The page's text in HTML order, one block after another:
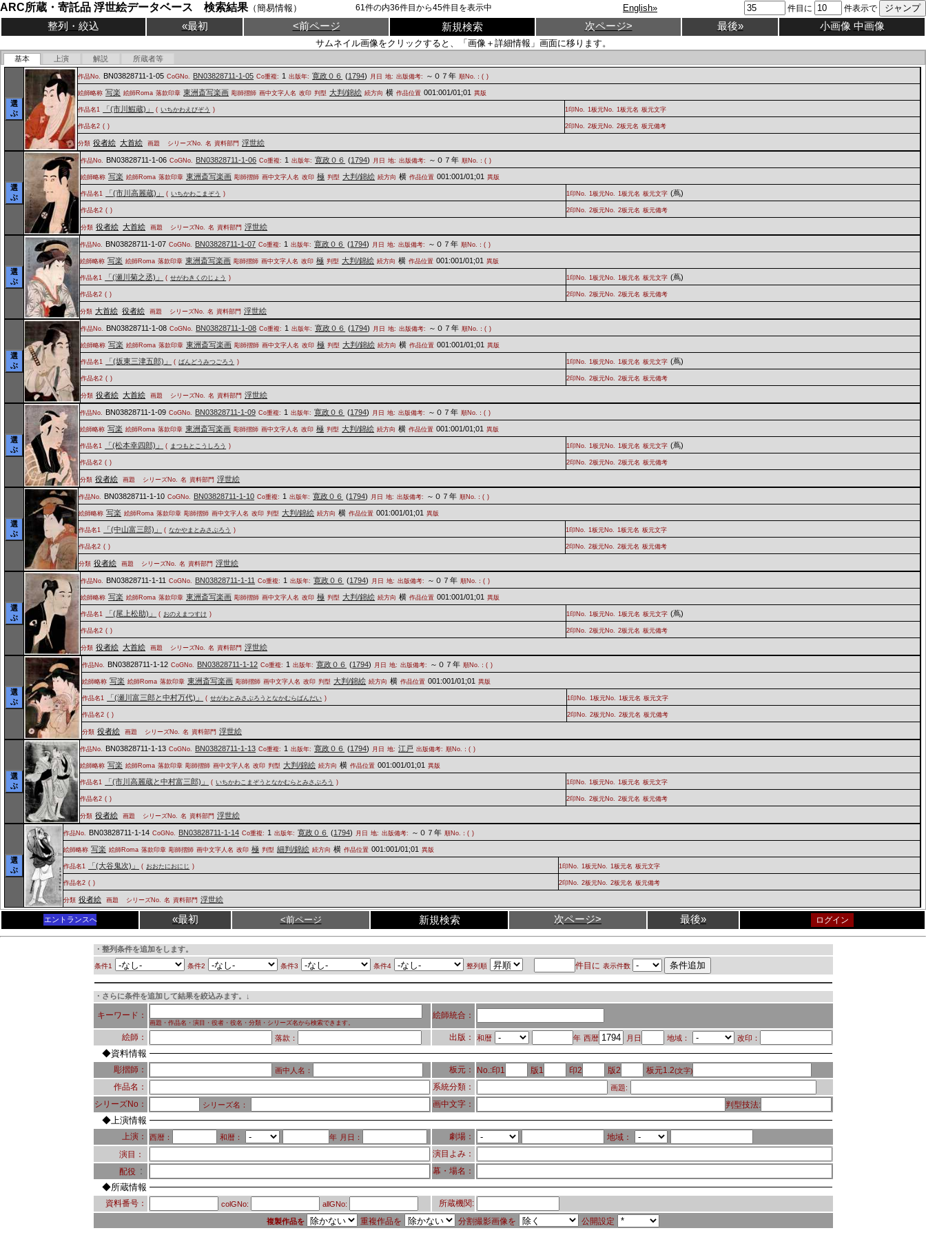
ARC所蔵・寄託品 浮世絵データベース 検索結果（簡易情報） 61件の内36件目から45件目を表示中 English» 件目に 件表示で
整列・絞込 «最初 <前ページ 新規検索 次ページ> 最後» 小画像 中画像
サムネイル画像をクリックすると、「画像＋詳細情報」画面に移ります。
基本 上演 解説 所蔵者等
選
ぶ
作品No. BN03828711-1-05 CoGNo. BN03828711-1-05 Co重複: 1 出版年: 寛政０６ (1794) 月日 地: 出版備考: ～０７年 順No.：( )
絵師略称 写楽 絵師Roma 落款印章 東洲斎写楽画 彫師摺師 画中文字人名 改印 判型 大判/錦絵 続方向 横 作品位置 001:001/01;01 異版
作品名1 「(市川鰕蔵)」 ( いちかわえびぞう ) 1印No. 1板元No. 1板元名 板元文字
作品名2 ( ) 2印No. 2板元No. 2板元名 板元備考
分類 役者絵 大首絵 画題 シリーズNo. 名 資料部門 浮世絵
選
ぶ
作品No. BN03828711-1-06 CoGNo. BN03828711-1-06 Co重複: 1 出版年: 寛政０６ (1794) 月日 地: 出版備考: ～０７年 順No.：( )
絵師略称 写楽 絵師Roma 落款印章 東洲斎写楽画 彫師摺師 画中文字人名 改印 極 判型 大判/錦絵 続方向 横 作品位置 001:001/01;01 異版
作品名1 「(市川高麗蔵)」 ( いちかわこまぞう ) 1印No. 1板元No. 1板元名 板元文字 (蔦)
作品名2 ( ) 2印No. 2板元No. 2板元名 板元備考
分類 役者絵 大首絵 画題 シリーズNo. 名 資料部門 浮世絵
選
ぶ
作品No. BN03828711-1-07 CoGNo. BN03828711-1-07 Co重複: 1 出版年: 寛政０６ (1794) 月日 地: 出版備考: ～０７年 順No.：( )
絵師略称 写楽 絵師Roma 落款印章 東洲斎写楽画 彫師摺師 画中文字人名 改印 極 判型 大判/錦絵 続方向 横 作品位置 001:001/01;01 異版
作品名1 「(瀬川菊之丞)」 ( せがわきくのじょう ) 1印No. 1板元No. 1板元名 板元文字 (蔦)
作品名2 ( ) 2印No. 2板元No. 2板元名 板元備考
分類 大首絵 役者絵 画題 シリーズNo. 名 資料部門 浮世絵
選
ぶ
作品No. BN03828711-1-08 CoGNo. BN03828711-1-08 Co重複: 1 出版年: 寛政０６ (1794) 月日 地: 出版備考: ～０７年 順No.：( )
絵師略称 写楽 絵師Roma 落款印章 東洲斎写楽画 彫師摺師 画中文字人名 改印 極 判型 大判/錦絵 続方向 横 作品位置 001:001/01;01 異版
作品名1 「(坂東三津五郎)」 ( ばんどうみつごろう ) 1印No. 1板元No. 1板元名 板元文字 (蔦)
作品名2 ( ) 2印No. 2板元No. 2板元名 板元備考
分類 役者絵 大首絵 画題 シリーズNo. 名 資料部門 浮世絵
選
ぶ
作品No. BN03828711-1-09 CoGNo. BN03828711-1-09 Co重複: 1 出版年: 寛政０６ (1794) 月日 地: 出版備考: ～０７年 順No.：( )
絵師略称 写楽 絵師Roma 落款印章 東洲斎写楽画 彫師摺師 画中文字人名 改印 極 判型 大判/錦絵 続方向 横 作品位置 001:001/01;01 異版
作品名1 「(松本幸四郎)」 ( まつもとこうしろう ) 1印No. 1板元No. 1板元名 板元文字 (蔦)
作品名2 ( ) 2印No. 2板元No. 2板元名 板元備考
分類 役者絵 画題 シリーズNo. 名 資料部門 浮世絵
選
ぶ
作品No. BN03828711-1-10 CoGNo. BN03828711-1-10 Co重複: 1 出版年: 寛政０６ (1794) 月日 地: 出版備考: ～０７年 順No.：( )
絵師略称 写楽 絵師Roma 落款印章 彫師摺師 画中文字人名 改印 判型 大判/錦絵 続方向 横 作品位置 001:001/01;01 異版
作品名1 「(中山富三郎)」 ( なかやまとみさぶろう ) 1印No. 1板元No. 1板元名 板元文字
作品名2 ( ) 2印No. 2板元No. 2板元名 板元備考
分類 役者絵 画題 シリーズNo. 名 資料部門 浮世絵
選
ぶ
作品No. BN03828711-1-11 CoGNo. BN03828711-1-11 Co重複: 1 出版年: 寛政０６ (1794) 月日 地: 出版備考: ～０７年 順No.：( )
絵師略称 写楽 絵師Roma 落款印章 東洲斎写楽画 彫師摺師 画中文字人名 改印 極 判型 大判/錦絵 続方向 横 作品位置 001:001/01;01 異版
作品名1 「(尾上松助)」 ( おのえまつすけ ) 1印No. 1板元No. 1板元名 板元文字 (蔦)
作品名2 ( ) 2印No. 2板元No. 2板元名 板元備考
分類 役者絵 大首絵 画題 シリーズNo. 名 資料部門 浮世絵
選
ぶ
作品No. BN03828711-1-12 CoGNo. BN03828711-1-12 Co重複: 1 出版年: 寛政０６ (1794) 月日 地: 出版備考: ～０７年 順No.：( )
絵師略称 写楽 絵師Roma 落款印章 東洲斎写楽画 彫師摺師 画中文字人名 改印 判型 大判/錦絵 続方向 横 作品位置 001:001/01;01 異版
作品名1 「(瀬川富三郎と中村万代)」 ( せがわとみさぶろうとなかむらばんだい ) 1印No. 1板元No. 1板元名 板元文字
作品名2 ( ) 2印No. 2板元No. 2板元名 板元備考
分類 役者絵 画題 シリーズNo. 名 資料部門 浮世絵
選
ぶ
作品No. BN03828711-1-13 CoGNo. BN03828711-1-13 Co重複: 1 出版年: 寛政０６ (1794) 月日 地: 江戸 出版備考: 順No.：( )
絵師略称 写楽 絵師Roma 落款印章 彫師摺師 画中文字人名 改印 判型 大判/錦絵 続方向 横 作品位置 001:001/01;01 異版
作品名1 「(市川高麗蔵と中村富三郎)」 ( いちかわこまぞうとなかむらとみさぶろう ) 1印No. 1板元No. 1板元名 板元文字
作品名2 ( ) 2印No. 2板元No. 2板元名 板元備考
分類 役者絵 画題 シリーズNo. 名 資料部門 浮世絵
選
ぶ
作品No. BN03828711-1-14 CoGNo. BN03828711-1-14 Co重複: 1 出版年: 寛政０６ (1794) 月日 地: 出版備考: ～０７年 順No.：( )
絵師略称 写楽 絵師Roma 落款印章 彫師摺師 画中文字人名 改印 極 判型 細判/錦絵 続方向 横 作品位置 001:001/01;01 異版
作品名1 「(大谷鬼次)」 ( おおたにおにじ ) 1印No. 1板元No. 1板元名 板元文字
作品名2 ( ) 2印No. 2板元No. 2板元名 板元備考
分類 役者絵 画題 シリーズNo. 名 資料部門 浮世絵
エントランスへ «最初 <前ページ 新規検索 次ページ> 最後» ログイン
・整列条件を追加をします。
条件1 条件2 条件3 条件4 整列順 件目に 表示件数
・さらに条件を追加して結果を絞込みます。↓
キーワード：
画題・作品名・演目・役者・役名・分類・シリーズ名から検索できます。
絵師統合：
絵師： 落款： 出版： 和暦 年 西暦 月日 地域： 改印：
◆資料情報
彫摺師： 画中人名： 板元： No.:印1 版1 印2 版2 板元1.2(文字)
作品名： 系統分類： 画題:
シリーズNo： シリーズ名： 画中文字： 判型技法:
◆上演情報
上演： 西暦： 和暦： 年 月日： 劇場：
地域：
演目：
演目よみ：
配役 ： 幕・場名：
◆所蔵情報
資料番号： colGNo: allGNo: 所蔵機関:
複製作品を 重複作品を 分割撮影画像を 公開設定